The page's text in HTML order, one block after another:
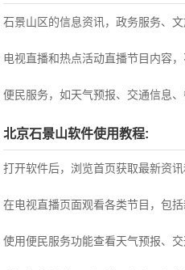
石景山区的信息资讯，政务服务、文
电视直播和热点活动直播节目内容，
便民服务，如天气预报、交通信息
北京石景山软件使用教程:
打开软件后，浏览首页获取最新资讯
在电视直播页面观看各类节目，包括
使用便民服务功能查看天气预报、交